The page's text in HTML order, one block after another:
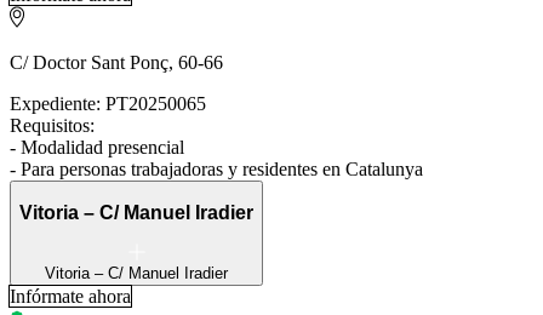
C/ Doctor Sant Ponç, 60-66
Expediente: PT20250065
Requisitos:
- Modalidad presencial
- Para personas trabajadoras y residentes en Catalunya
Vitoria – C/ Manuel Iradier
Vitoria – C/ Manuel Iradier
Infórmate ahora